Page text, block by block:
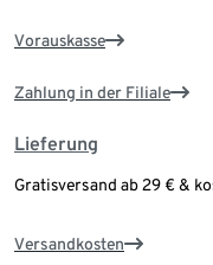
Vorauskasse
Zahlung in der Filiale
Lieferung
Gratisversand ab 29 € &
Versandkosten